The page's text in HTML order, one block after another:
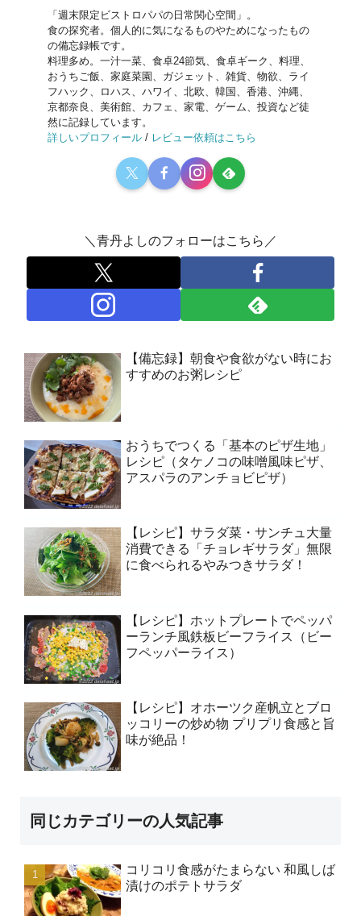
「週末限定ビストロパパの日常関心空間」。
食の探究者。個人的に気になるものやためになったもの
の備忘録帳です。
料理多め。一汁一菜、食卓24節気、食卓ギーク、料理、
おうちご飯、家庭菜園、ガジェット、雑貨、物欲、ライ
フハック、ロハス、ハワイ、北欧、韓国、香港、沖縄、
京都奈良、美術館、カフェ、家電、ゲーム、投資など徒
然に記録しています。
詳しいプロフィール / レビュー依頼はこちら
＼青丹よしのフォローはこちら／
【備忘録】朝食や食欲がない時にお
すすめのお粥レシピ
おうちでつくる「基本のピザ生地」
レシピ（タケノコの味噌風味ピザ、
アスパラのアンチョビピザ）
【レシピ】サラダ菜・サンチュ大量
消費できる「チョレギサラダ」無限
に食べられるやみつきサラダ！
【レシピ】ホットプレートでペッパ
ーランチ風鉄板ビーフライス（ビー
フペッパーライス）
【レシピ】オホーツク産帆立とブロ
ッコリーの炒め物 プリプリ食感と旨
味が絶品！
同じカテゴリーの人気記事
コリコリ食感がたまらない 和風しば
漬けのポテトサラダ